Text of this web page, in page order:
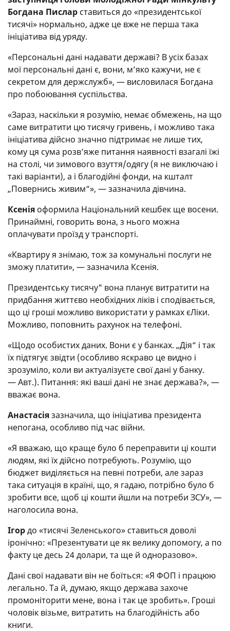
Богдана Пислар ставиться до «президентської
тисячі» нормально, адже це вже не перша така
ініціатива від уряду.
«Персональні дані надавати державі? В усіх базах
мої персональні дані є, вони, мʼяко кажучи, не є
секретом для держслужб», — висловилася Богдана
про побоювання суспільства.
«Зараз, наскільки я розумію, немає обмежень, на що
саме витратити цю тисячу гривень, і можливо така
ініціатива дійсно значно підтримає не лише тих,
кому ця сума розв’яже питання наявності взагалі їжі
на столі, чи зимового взуття/одягу (я не виключаю і
такі варіанти), а і благодійні фонди, на кшталт
„Повернись живим“», — зазначила дівчина.
Ксенія оформила Національний кешбек ще восени.
Принаймні, говорить вона, з нього можна
оплачувати проїзд у транспорті.
«Квартиру я знімаю, тож за комунальні послуги не
зможу платити», — зазначила Ксенія.
Президентську тисячу" вона планує витратити на
придбання життєво необхідних ліків і сподівається,
що ці гроші можливо використати у рамках єЛіки.
Можливо, поповнить рахунок на телефоні.
«Щодо особистих даних. Вони є у банках. „Дія“ і так
їх підтягує звідти (особливо яскраво це видно і
зрозуміло, коли ви актуалізуєте свої дані у банку.
— Авт.). Питання: які ваші дані не знає держава?», —
вважає вона.
Анастасіязазначила, що ініціатива президента
непогана, особливо під час війни.
«Я вважаю, що краще було б переправити ці кошти
людям, які їх дійсно потребують. Розумію, що
бюджет виділяється на певні потреби, але зараз
така ситуація в країні, що, я гадаю, потрібно було б
зробити все, щоб ці кошти йшли на потреби ЗСУ», —
наголосила вона.
Ігордо «тисячі Зеленського» ставиться доволі
іронічно: «Презентувати це як велику допомогу, а по
факту це десь 24 долари, та ще й одноразово».
Дані свої надавати він не боїться: «Я ФОП і працюю
легально. Та й, думаю, якщо держава захоче
промоніторити мене, вона і так це зробить». Гроші
чоловік візьме, витратить на благодійність або
книги.